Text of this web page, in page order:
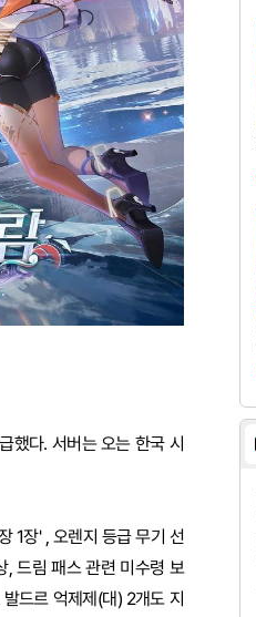
했다. 서버는 오는 한국 시
1장' , 오렌지 등급 무기 선
, 드림 패스 관련 미수령 보
드르 억제제(대) 2개도 지